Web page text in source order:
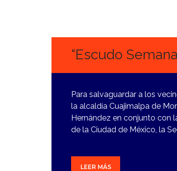
“Escudo
Para salvaguardar a los
la alcaldía Cuajimalpa de
Hernández en conjunto con
de la Ciudad de México, la
LEER MÁS